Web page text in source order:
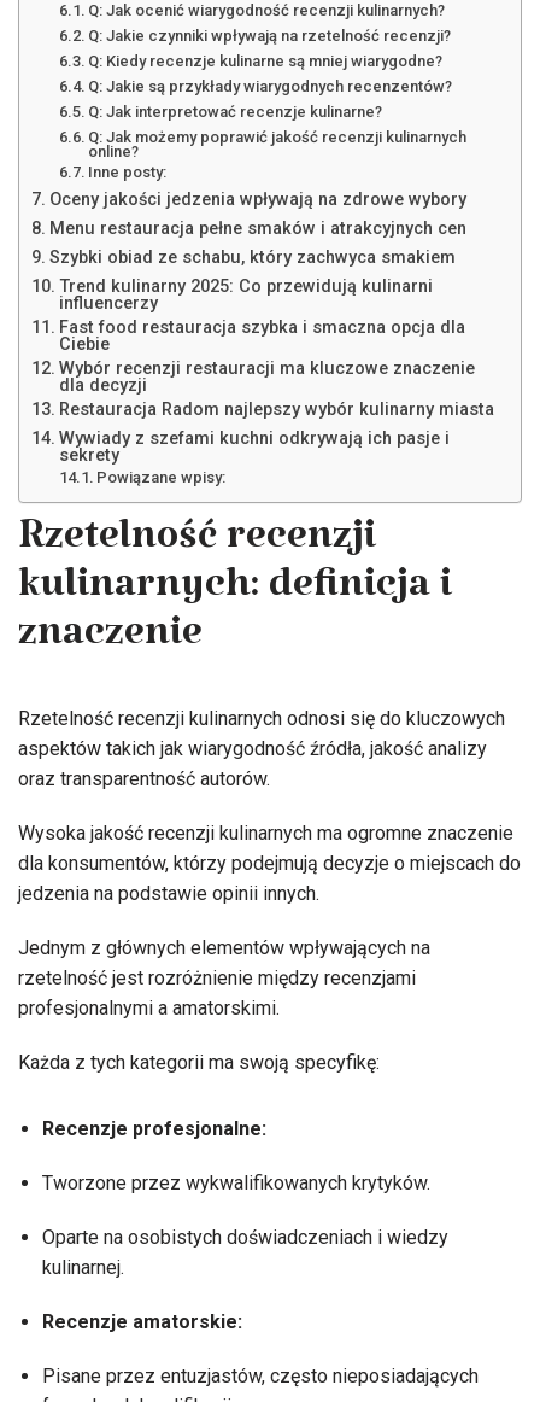
Q: Jak ocenić wiarygodność recenzji kulinarnych?
Q: Jakie czynniki wpływają na rzetelność recenzji?
Q: Kiedy recenzje kulinarne są mniej wiarygodne?
Q: Jakie są przykłady wiarygodnych recenzentów?
Q: Jak interpretować recenzje kulinarne?
Q: Jak możemy poprawić jakość recenzji kulinarnych
online?
Inne posty:
Oceny jakości jedzenia wpływają na zdrowe wybory
Menu restauracja pełne smaków i atrakcyjnych cen
Szybki obiad ze schabu, który zachwyca smakiem
Trend kulinarny 2025: Co przewidują kulinarni
influencerzy
Fast food restauracja szybka i smaczna opcja dla
Ciebie
Wybór recenzji restauracji ma kluczowe znaczenie
dla decyzji
Restauracja Radom najlepszy wybór kulinarny miasta
Wywiady z szefami kuchni odkrywają ich pasje i
sekrety
Powiązane wpisy:
Rzetelność recenzji
kulinarnych: definicja i
znaczenie
Rzetelność recenzji kulinarnych odnosi się do kluczowych
aspektów takich jak wiarygodność źródła, jakość analizy
oraz transparentność autorów.
Wysoka jakość recenzji kulinarnych ma ogromne znaczenie
dla konsumentów, którzy podejmują decyzje o miejscach do
jedzenia na podstawie opinii innych.
Jednym z głównych elementów wpływających na
rzetelność jest rozróżnienie między recenzjami
profesjonalnymi a amatorskimi.
Każda z tych kategorii ma swoją specyfikę:
Recenzje profesjonalne:
Tworzone przez wykwalifikowanych krytyków.
Oparte na osobistych doświadczeniach i wiedzy
kulinarnej.
Recenzje amatorskie:
Pisane przez entuzjastów, często nieposiadających